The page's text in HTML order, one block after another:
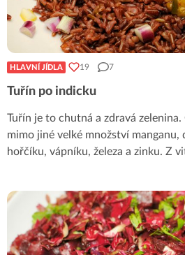
HLAVNÍ JÍDLA 19 7
Tuřín po indicku
Tuřín je to chutná a zdravá
mimo jiné velké množství manganu,
hořčíku, vápníku, železa a zinku. Z